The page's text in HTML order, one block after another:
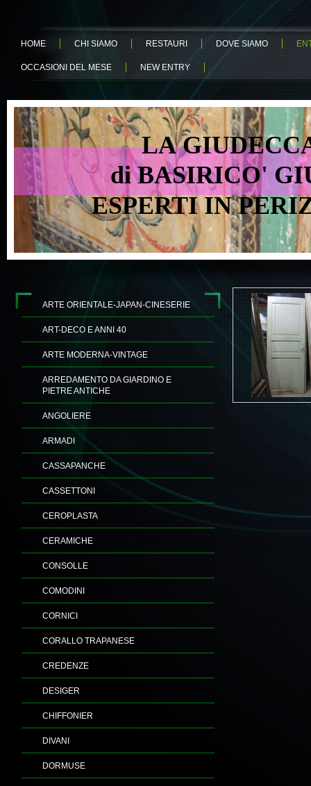
HOME CHI SIAMO RESTAURI DOVE SIAMO
OCCASIONI DEL MESE NEW ENTRY
LA GIUDECCA
di BASIRICO'
ESPERTI IN
ARTE ORIENTALE-JAPAN-CINESERIE
ART-DECO E ANNI 40
ARTE MODERNA-VINTAGE
ARREDAMENTO DA GIARDINO E
PIETRE ANTICHE
ANGOLIERE
ARMADI
CASSAPANCHE
CASSETTONI
CEROPLASTA
CERAMICHE
CONSOLLE
COMODINI
CORNICI
CORALLO TRAPANESE
CREDENZE
DESIGER
CHIFFONIER
DIVANI
DORMUSE